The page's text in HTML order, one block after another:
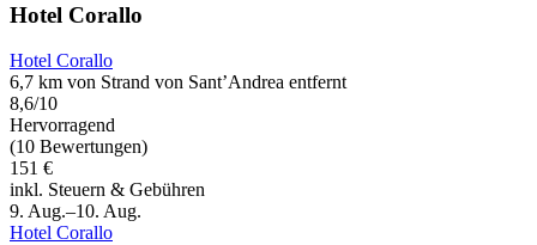
Hotel Corallo
Hotel Corallo
6,7 km von Strand von Sant’Andrea entfernt
8,6/10
Hervorragend
(10 Bewertungen)
151 €
inkl. Steuern & Gebühren
9. Aug.–10. Aug.
Hotel Corallo